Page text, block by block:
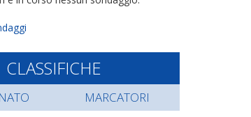
CLASSIFICHE
MARCATORI